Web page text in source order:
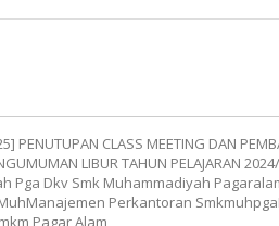
PENUTUPAN CLASS MEETING DAN
LIBUR TAHUN PELAJARAN
Pga Dkv Smk Muhammadiyah
Perkantoran
Pagar Alam